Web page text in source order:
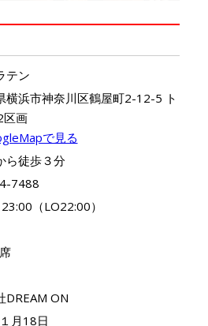
テン
横浜市神奈川区鶴屋町2-12-5 ト
区画
で見る
ら徒歩３分
7488
（LO22:00）
DREAM ON
月18日